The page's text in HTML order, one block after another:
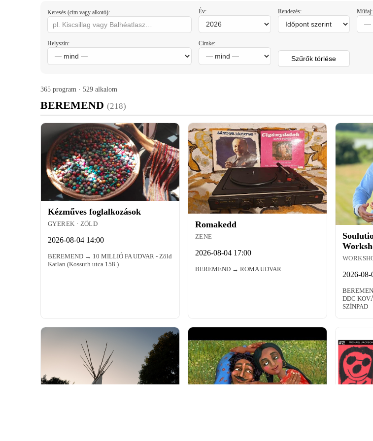
Keresés (cím vagy alkotó): Év: Rendezés: Műfaj:
Helyszín: Címke:
Szűrők törlése
365 program · 529 alkalom
BEREMEND (218)
Kézműves foglalkozások
GYEREK · ZÖLD
2026-08-04 14:00
BEREMEND → 10 MILLIÓ FA UDVAR - Zöld
Katlan (Kossuth utca 158.)
Romakedd
ZENE
2026-08-04 17:00
BEREMEND → ROMA UDVAR
2026-
DDC
SZÍNPAD